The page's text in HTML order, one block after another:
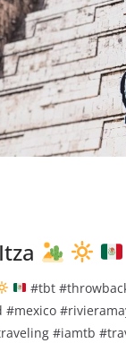
#tbt
#iamtb